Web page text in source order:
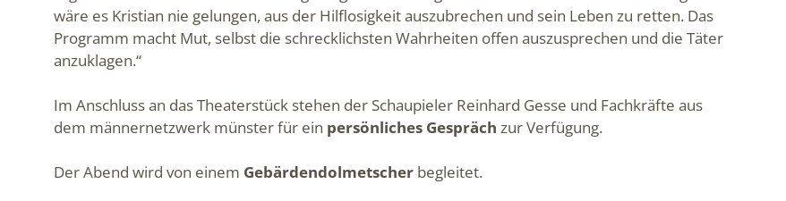
wäre es Kristian nie gelungen, aus der Hilflosigkeit auszubrechen und sein Leben zu retten. Das
Programm macht Mut, selbst die schrecklichsten Wahrheiten offen auszusprechen und die Täter
anzuklagen.“
Im Anschluss an das Theaterstück stehen der Schaupieler Reinhard Gesse und Fachkräfte aus
dem männernetzwerk münster für ein persönliches Gespräch zur Verfügung.
Der Abend wird von einem Gebärdendolmetscher begleitet.